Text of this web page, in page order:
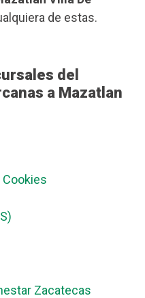
de estas.
del
a Mazatlan
Cookies
Zacatecas